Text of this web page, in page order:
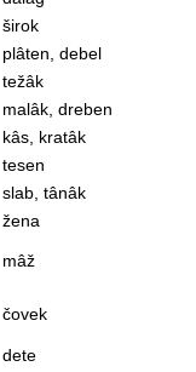
širok
plâten, debel
težâk
malâk, dreben
kâs, kratâk
tesen
slab, tânâk
žena
mâž
čovek
dete